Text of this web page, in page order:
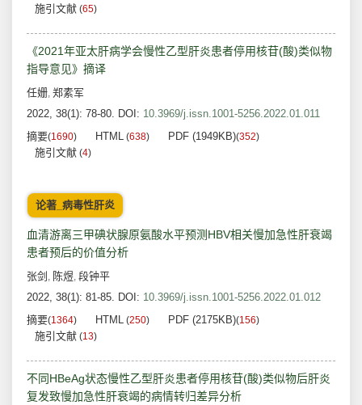
施引文献 (65)
《2021年亚太肝病学会慢性乙型肝炎患者停用核苷(酸)类似物
指导意见》摘译
任姗, 郑素军
2022, 38(1): 78-80. DOI: 10.3969/j.issn.1001-5256.2022.01.011
摘要(1690) HTML (638) PDF (1949KB)(352)
施引文献 (4)
论著_病毒性肝炎
血清游离三甲碘状腺原氨酸水平预测HBV相关慢加急性肝衰竭
患者预后的价值分析
张剑 , 陈煜, 段钟平
2022, 38(1): 81-85. DOI: 10.3969/j.issn.1001-5256.2022.01.012
摘要(1364) HTML (250) PDF (2175KB)(156)
施引文献 (13)
不同HBeAg状态慢性乙型肝炎患者停用核苷(酸)类似物后肝炎
复发致慢加急性肝衰竭的病情转归差异分析